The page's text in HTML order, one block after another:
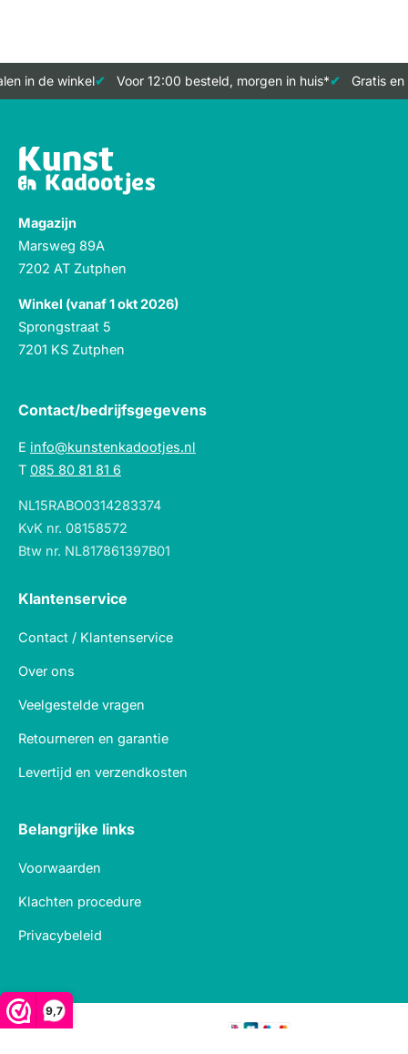
9,7
in de winkel Voor 12:00 besteld, morgen in huis* Gratis en
Magazijn
Marsweg 89A
7202 AT Zutphen
Winkel (vanaf 1 okt 2026)
Sprongstraat 5
7201 KS Zutphen
Contact/bedrijfsgegevens
E info@kunstenkadootjes.nl
T 085 80 81 81 6
NL15RABO0314283374
KvK nr. 08158572
Btw nr. NL817861397B01
Klantenservice
Contact / Klantenservice
Over ons
Veelgestelde vragen
Retourneren en garantie
Levertijd en verzendkosten
Belangrijke links
Voorwaarden
Klachten procedure
Privacybeleid